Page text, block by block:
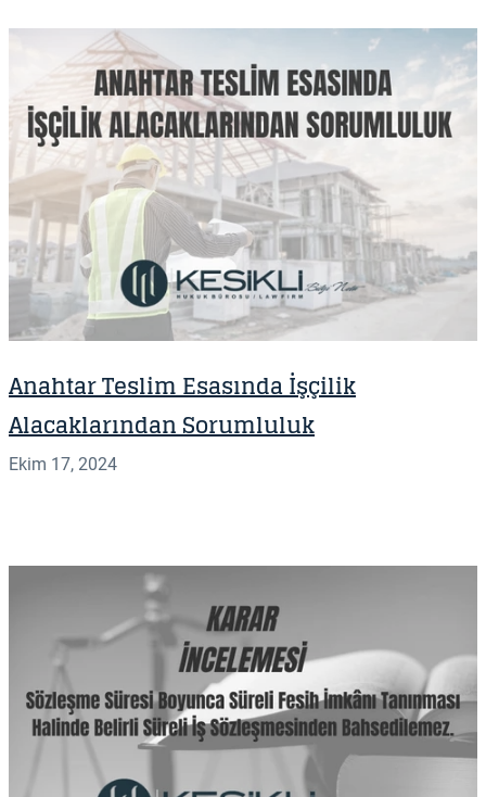
Anahtar Teslim Esasında İşçilik
Alacaklarından Sorumluluk
Ekim 17, 2024